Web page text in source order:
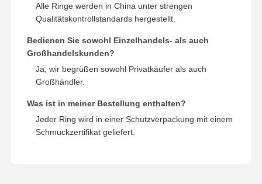
Alle Ringe werden in China unter strengen
Qualitätskontrollstandards hergestellt.
Bedienen Sie sowohl Einzelhandels- als auch
Großhandelskunden?
Ja, wir begrüßen sowohl Privatkäufer als auch
Großhändler.
Was ist in meiner Bestellung enthalten?
Jeder Ring wird in einer Schutzverpackung mit einem
Schmuckzertifikat geliefert.